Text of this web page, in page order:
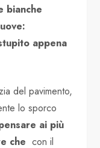
bianche
appena
del pavimento,
lo sporco
ai più
che con il